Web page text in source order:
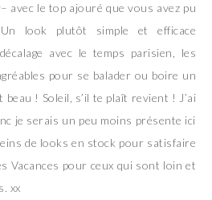
– avec le top ajouré que vous avez pu
look plutôt simple et efficace
avec le temps parisien, les
pour se balader ou boire un
! Soleil, s’il te plaît revient ! J’ai
je serais un peu moins présente ici
de looks en stock pour satisfaire
Vacances pour ceux qui sont loin et
xx